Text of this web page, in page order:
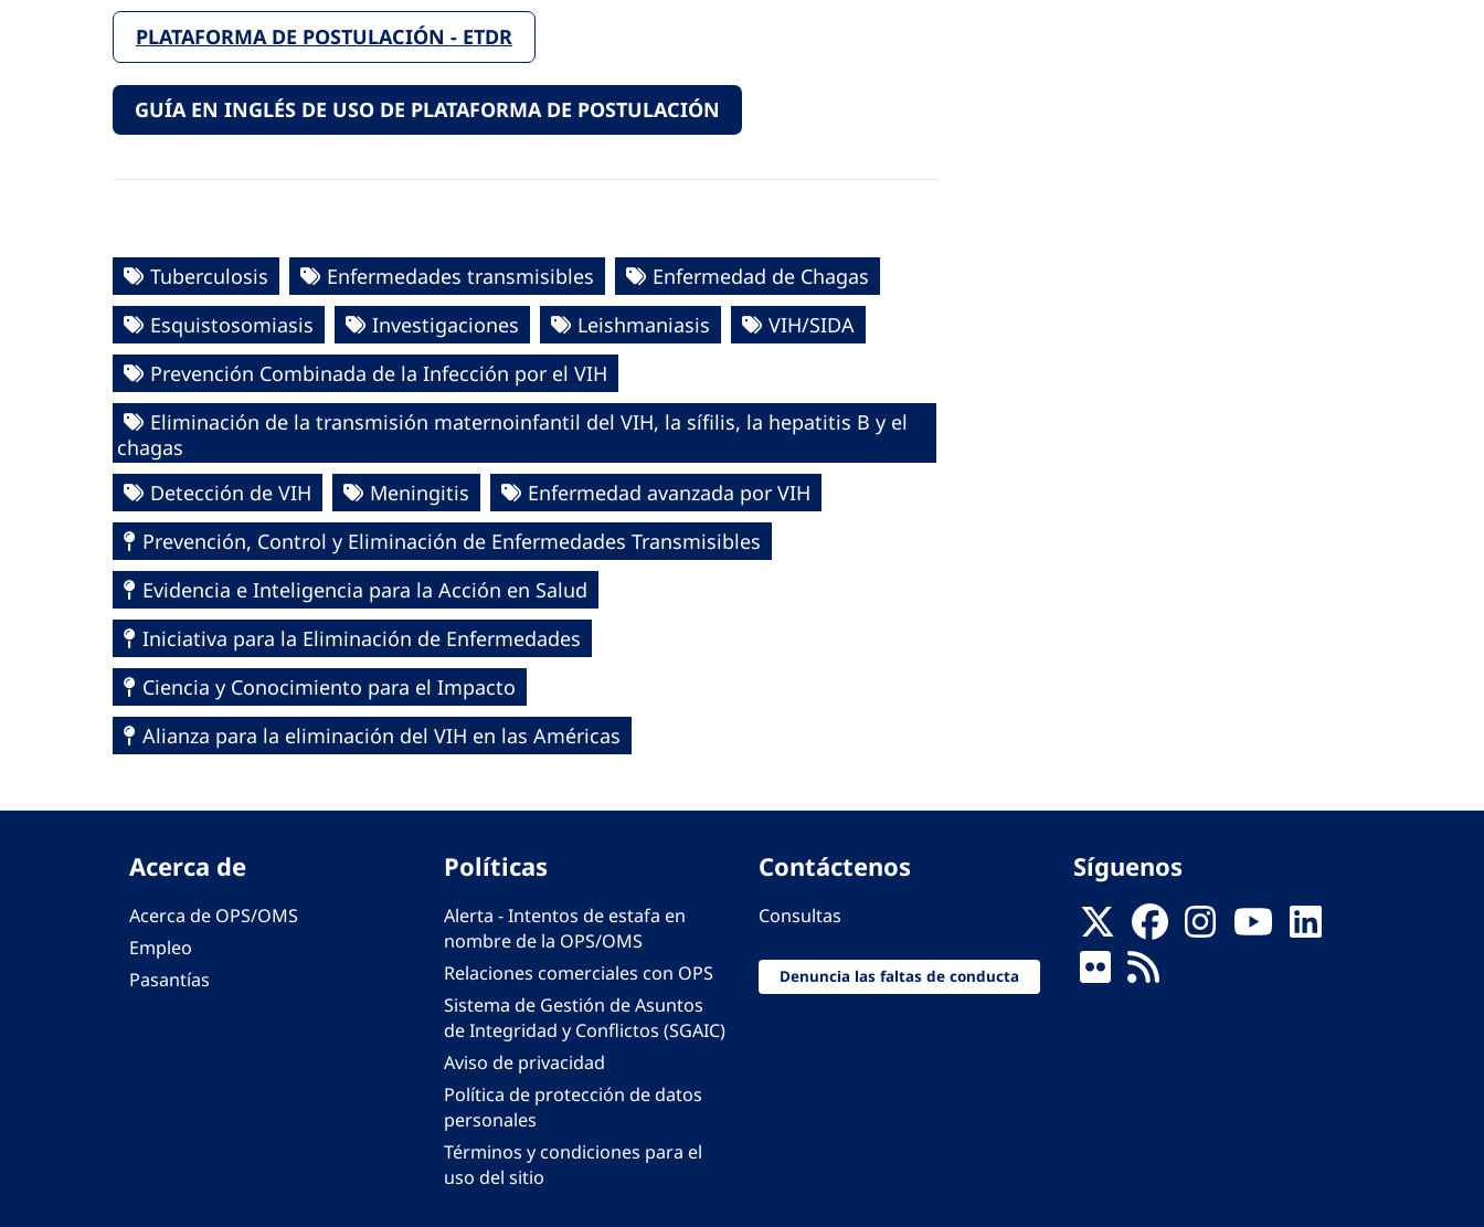
PLATAFORMA DE POSTULACIÓN - ETDR
GUÍA EN INGLÉS DE USO DE PLATAFORMA DE POSTULACIÓN
Tuberculosis Enfermedades transmisibles
Enfermedad de Chagas
Esquistosomiasis
Investigaciones Leishmaniasis
VIH/SIDA
Prevención Combinada de la Infección por el VIH
Eliminación de la transmisión maternoinfantil del VIH, la sífilis, la hepatitis B y el
chagas
Detección de VIH
Meningitis
Enfermedad avanzada por VIH
Prevención, Control y Eliminación de Enfermedades Transmisibles
Evidencia e Inteligencia para la Acción en Salud
Iniciativa para la Eliminación de Enfermedades
Ciencia y Conocimiento para el Impacto
Alianza para la eliminación del VIH en las Américas
Acerca de
Acerca de OPS/OMS
Empleo
Pasantías
Políticas
Alerta - Intentos de estafa en
nombre de la OPS/OMS
Relaciones comerciales con OPS
Sistema de Gestión de Asuntos
de Integridad y Conflictos (SGAIC)
Aviso de privacidad
Política de protección de datos
personales
Términos y condiciones para el
uso del sitio
Contáctenos
Consultas
Denuncia las faltas de conducta
Síguenos